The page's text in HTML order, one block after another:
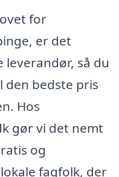
for
er det
så du
bedste pris
Hos
gør vi det nemt
og
fagfolk, der